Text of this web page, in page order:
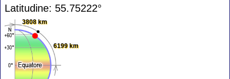
Latitudine: 55.75222°
3808 km
6199 km